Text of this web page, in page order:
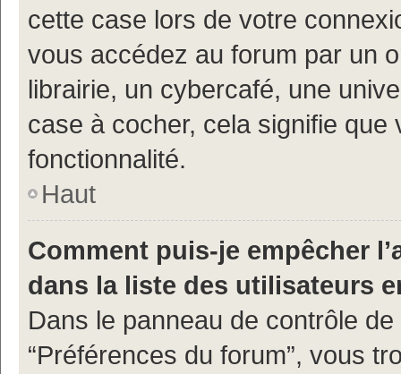
cette case lors de votre
vous accédez au forum par un
librairie, un cybercafé, une
case à cocher, cela signifie
fonctionnalité.
Haut
Comment puis-je empêcher
dans la liste des utilisateurs
Dans le panneau de contrôle
“Préférences du forum”, vous